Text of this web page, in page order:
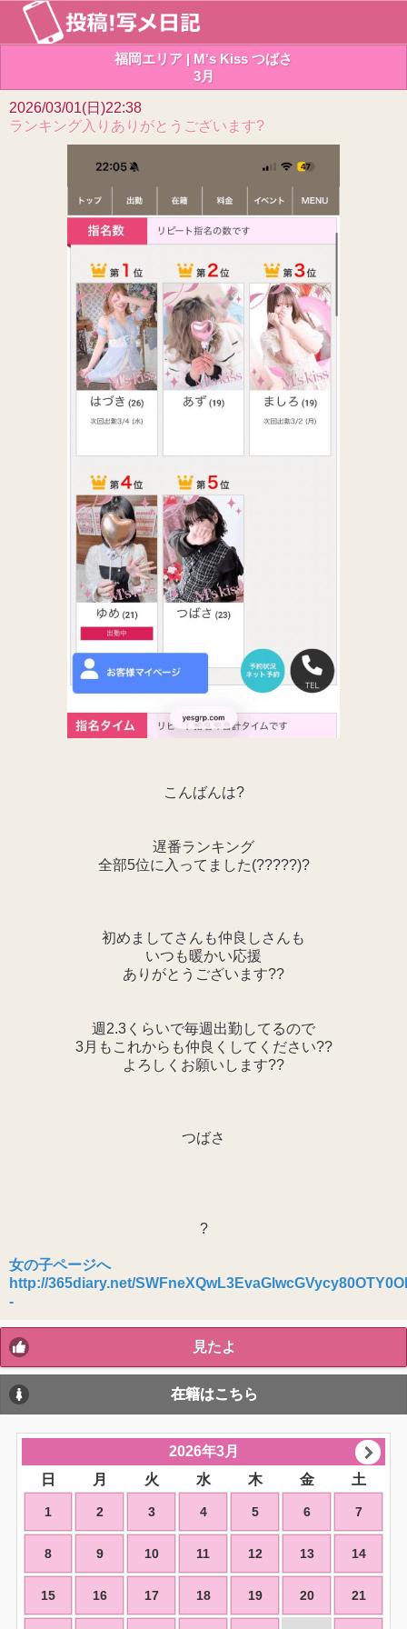
福岡エリア | M's Kiss つばさ
3月
2026/03/01(日)22:38
ランキング入りありがとうございます?
こんばんは?
遅番ランキング
全部5位に入ってました(?????)?
初めましてさんも仲良しさんも
いつも暖かい応援
ありがとうございます??
週2.3くらいで毎週出勤してるので
3月もこれからも仲良くしてください??
よろしくお願いします??
つばさ
?
女の子ページへ
http://365diary.net/
-
見たよ
在籍はこちら
2026年3月
日
月 火 水 木 金 土
1 2 3 4 5 6 7
8 9 10 11 12 13 14
15 16 17 18 19 20 21